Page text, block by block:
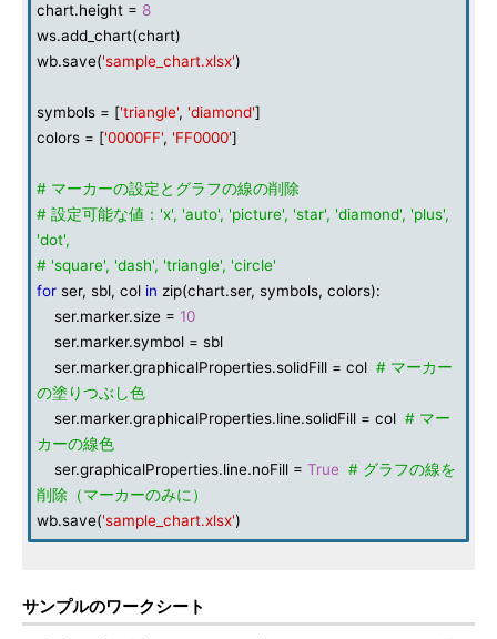
chart.height = 8
ws.add_chart(chart)
wb.save('sample_chart.xlsx')
symbols = ['triangle', 'diamond']
colors = ['0000FF', 'FF0000']
# マーカーの設定とグラフの線の削除
# 設定可能な値：'x', 'auto', 'picture', 'star', 'diamond', 'plus',
'dot',
# 'square', 'dash', 'triangle', 'circle'
for ser, sbl, col in zip(chart.ser, symbols, colors):
ser.marker.size = 10
ser.marker.symbol = sbl
ser.marker.graphicalProperties.solidFill = col # マーカー
の塗りつぶし色
ser.marker.graphicalProperties.line.solidFill = col # マー
カーの線色
ser.graphicalProperties.line.noFill = True # グラフの線を
削除（マーカーのみに）
wb.save('sample_chart.xlsx')
サンプルのワークシート